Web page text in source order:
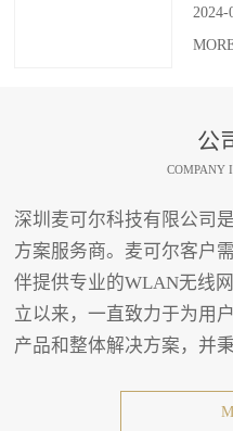
2024-
公
COMPANY
深圳麦可尔科技有限公司
方案服务商。麦可尔客户
伴提供专业的WLAN无线
立以来，一直致力于为用
产品和整体解决方案，并